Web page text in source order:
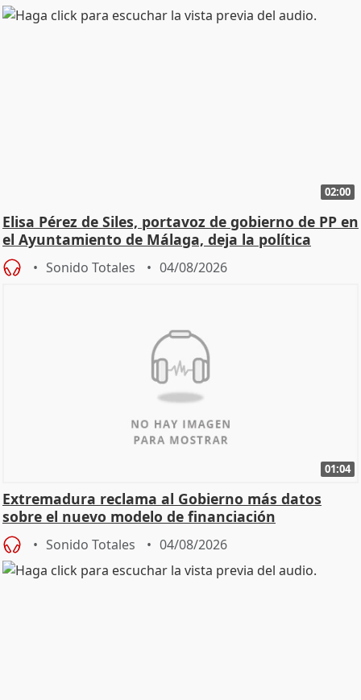
02:00
Elisa Pérez de Siles, portavoz de gobierno de PP en
el Ayuntamiento de Málaga, deja la política
Sonido Totales 04/08/2026
01:04
Extremadura reclama al Gobierno más datos
sobre el nuevo modelo de financiación
Sonido Totales 04/08/2026